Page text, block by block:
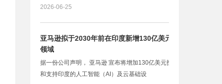
2026-06-25
亚马逊拟于2030年前在印度新增130亿美元投资 用于AI
领域
据一份公司声明， 亚马逊 宣布将增加130亿美元投资，用于扩展
和支持印度的人工智能（AI）及云基础设